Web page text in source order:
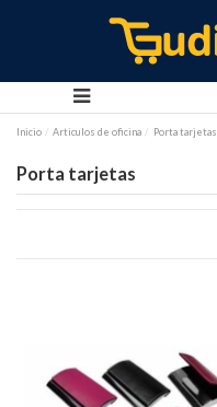
Inicio Articulos de oficina Porta tarjetas
Porta tarjetas